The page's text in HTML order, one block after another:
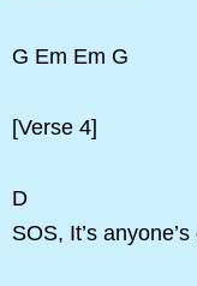
G Em Em G
[Verse 4]
D
SOS, It’s